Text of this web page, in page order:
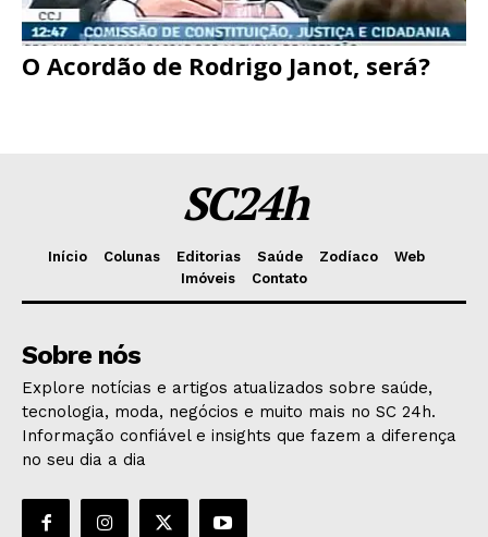
O Acordão de Rodrigo Janot, será?
SC24h
Início Colunas Editorias Saúde Zodíaco
Web
Imóveis
Contato
Sobre nós
Explore notícias e artigos atualizados sobre saúde,
tecnologia, moda, negócios e muito mais no SC 24h.
Informação confiável e insights que fazem a diferença
no seu dia a dia